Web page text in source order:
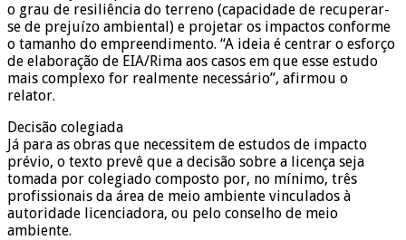
o grau de resiliência do terreno (capacidade de recuperar-
se de prejuízo ambiental) e projetar os impactos conforme
o tamanho do empreendimento. “A ideia é centrar o esforço
de elaboração de EIA/Rima aos casos em que esse estudo
mais complexo for realmente necessário”, afirmou o
relator.
Decisão colegiada
Já para as obras que necessitem de estudos de impacto
prévio, o texto prevê que a decisão sobre a licença seja
tomada por colegiado composto por, no mínimo, três
profissionais da área de meio ambiente vinculados à
autoridade licenciadora, ou pelo conselho de meio
ambiente.